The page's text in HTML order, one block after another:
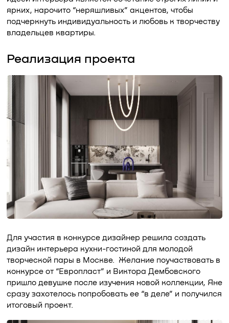
ярких, нарочито “неряшливых” акцентов, чтобы
подчеркнуть индивидуальность и любовь к творчеству
владельцев квартиры.
Реализация проекта
Для участия в конкурсе дизайнер решила создать
дизайн интерьера кухни-гостиной для молодой
творческой пары в Москве. Желание поучаствовать в
конкурсе от “Европласт” и Виктора Дембовского
пришло девушке после изучения новой коллекции, Яне
сразу захотелось попробовать ее “в деле” и получился
итоговый проект.